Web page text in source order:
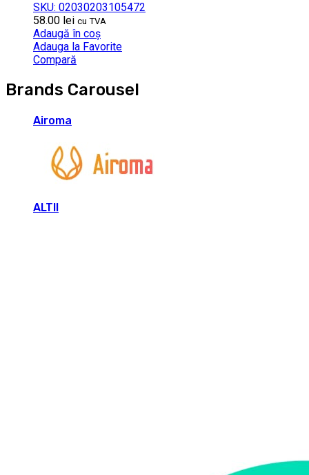
SKU: 02030203105472
58.00 lei cu TVA
Adaugă în coș
Adauga la Favorite
Compară
Brands Carousel
Airoma
ALTII